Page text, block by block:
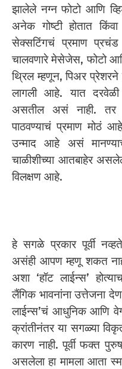
झालेले नग्न फोटो आणि
अनेक गोष्टी होतात
सेक्सटिंगचं प्रमाण
चालवणारे मेसेजेस, फोटो
थ्रिल म्हणून, पिअर प्रेशरने
लागली आहे. यात दरवेळी
असतील असं नाही. तर
पाठवण्याचं प्रमाण मोठं
उन्माद आहे असं
चाळीशीच्या आतबाहेर
विलक्षण आहे.
हे सगळे प्रकार पूर्वी
असंही आपण म्हणू शकत
अशा ‘हॉट लाईन्स’
लैंगिक भावनांना उत्तेजना
लाईन्स’चं आधुनिक आणि
क्रांतीनंतर या सगळ्या
कारण नाही. पूर्वी फक्त
असलेला हा मामला आता